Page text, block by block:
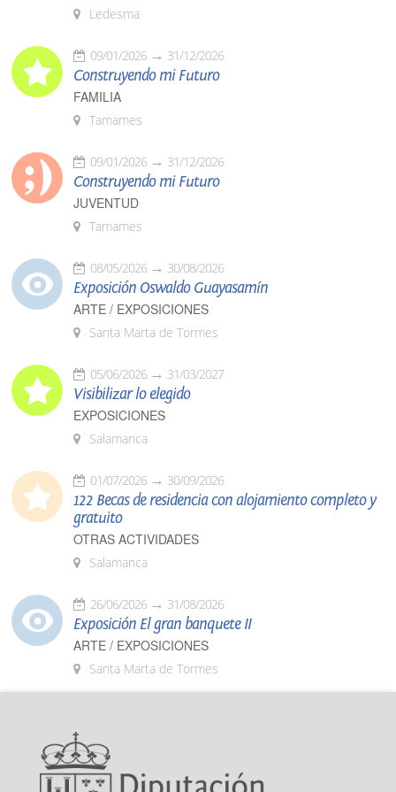
Ledesma
09/01/2026 31/12/2026
Construyendo mi Futuro
FAMILIA
Tamames
09/01/2026 31/12/2026
Construyendo mi Futuro
JUVENTUD
Tamames
08/05/2026 30/08/2026
Exposición Oswaldo Guayasamín
ARTE / EXPOSICIONES
Santa Marta de Tormes
05/06/2026 31/03/2027
Visibilizar lo elegido
EXPOSICIONES
Salamanca
01/07/2026 30/09/2026
122 Becas de residencia con alojamiento completo y
gratuito
OTRAS ACTIVIDADES
Salamanca
26/06/2026 31/08/2026
Exposición El gran banquete II
ARTE / EXPOSICIONES
Santa Marta de Tormes